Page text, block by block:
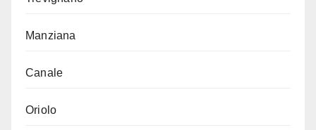
Manziana
Canale
Oriolo